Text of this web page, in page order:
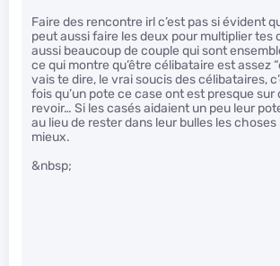
Faire des rencontre irl c’est pas si évident
peut aussi faire les deux pour multiplier tes
aussi beaucoup de couple qui sont
ce qui montre qu’être célibataire est assez
vais te dire, le vrai soucis des célibataires,
fois qu’un pote ce case ont est presque sur
revoir… Si les casés aidaient un peu leur
au lieu de rester dans leur bulles les
mieux.
&nbsp;